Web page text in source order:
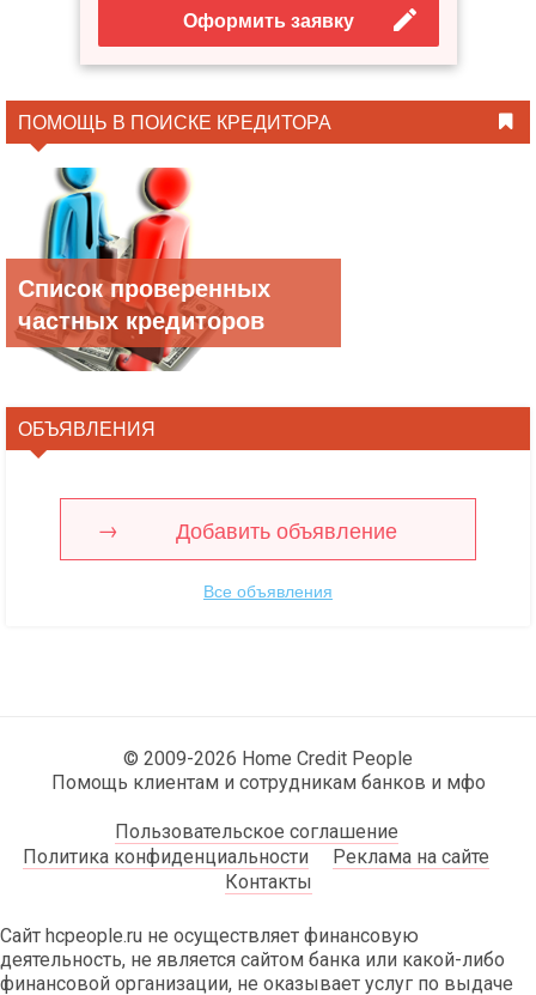
Оформить заявку
ПОМОЩЬ В ПОИСКЕ КРЕДИТОРА
Список проверенных
частных кредиторов
ОБЪЯВЛЕНИЯ
Добавить объявление
Все объявления
© 2009-2026 Home Credit People
Помощь клиентам и сотрудникам банков и мфо
Пользовательское соглашение
Политика конфиденциальности
Реклама на сайте
Контакты
Сайт hcpeople.ru не осуществляет финансовую
деятельность, не является сайтом банка или какой-либо
финансовой организации, не оказывает услуг по выдаче